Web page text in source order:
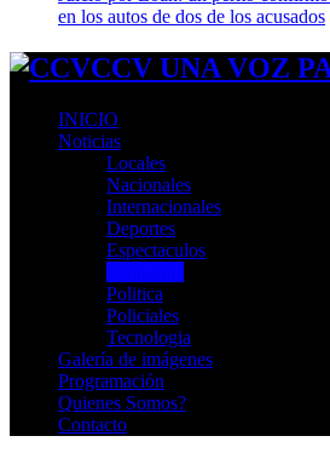
en los autos de dos de los acusados
CCV UNA VOZ
INICIO
Noticias
Locales
Nacionales
Internacionales
Deportes
Espectaculos
Politica
Policiales
Tecnologia
Galería de imágenes
Programación
Quienes Somos?
Contacto